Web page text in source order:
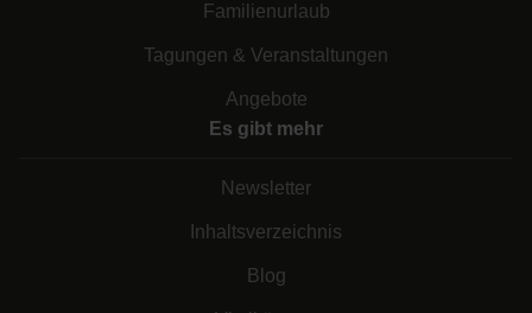
Familienurlaub
Tagungen & Veranstaltungen
Angebote
Es gibt mehr
Newsletter
Inhaltsverzeichnis
Blog